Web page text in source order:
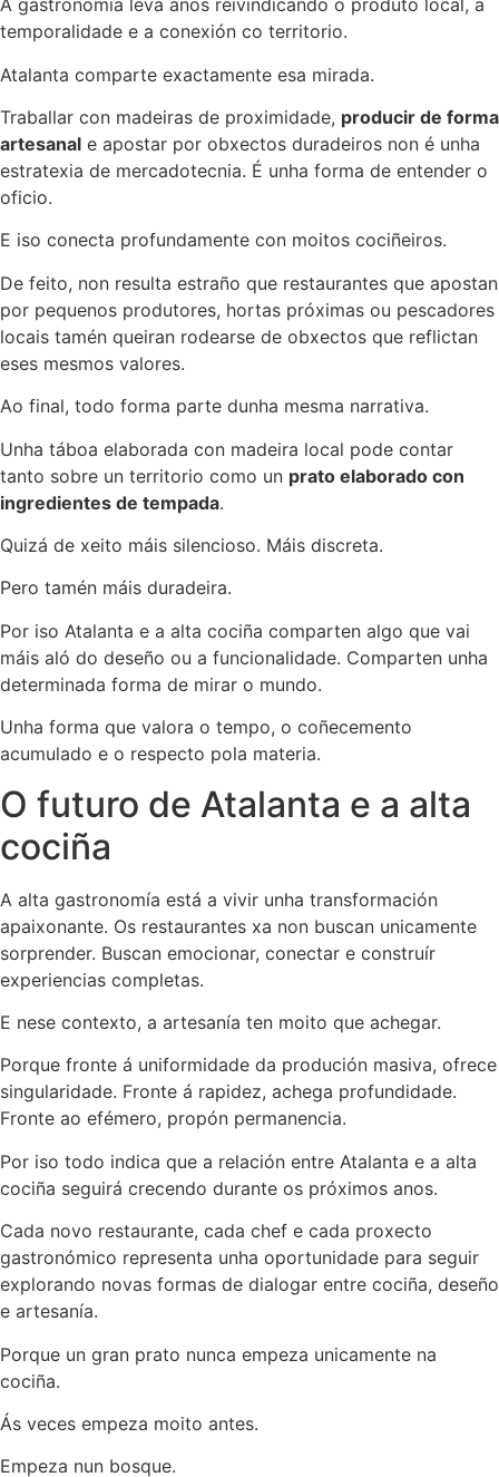
A gastronomía leva anos reivindicando o produto local, a
temporalidade e a conexión co territorio.
Atalanta comparte exactamente esa mirada.
Traballar con madeiras de proximidade, producir de forma
artesanal e apostar por obxectos duradeiros non é unha
estratexia de mercadotecnia. É unha forma de entender o
oficio.
E iso conecta profundamente con moitos cociñeiros.
De feito, non resulta estraño que restaurantes que apostan
por pequenos produtores, hortas próximas ou pescadores
locais tamén queiran rodearse de obxectos que reflictan
eses mesmos valores.
Ao final, todo forma parte dunha mesma narrativa.
Unha táboa elaborada con madeira local pode contar
tanto sobre un territorio como un prato elaborado con
ingredientes de tempada.
Quizá de xeito máis silencioso. Máis discreta.
Pero tamén máis duradeira.
Por iso Atalanta e a alta cociña comparten algo que vai
máis aló do deseño ou a funcionalidade. Comparten unha
determinada forma de mirar o mundo.
Unha forma que valora o tempo, o coñecemento
acumulado e o respecto pola materia.
O futuro de Atalanta e a alta
cociña
A alta gastronomía está a vivir unha transformación
apaixonante. Os restaurantes xa non buscan unicamente
sorprender. Buscan emocionar, conectar e construír
experiencias completas.
E nese contexto, a artesanía ten moito que achegar.
Porque fronte á uniformidade da produción masiva, ofrece
singularidade. Fronte á rapidez, achega profundidade.
Fronte ao efémero, propón permanencia.
Por iso todo indica que a relación entre Atalanta e a alta
cociña seguirá crecendo durante os próximos anos.
Cada novo restaurante, cada chef e cada proxecto
gastronómico representa unha oportunidade para seguir
explorando novas formas de dialogar entre cociña, deseño
e artesanía.
Porque un gran prato nunca empeza unicamente na
cociña.
Ás veces empeza moito antes.
Empeza nun bosque.